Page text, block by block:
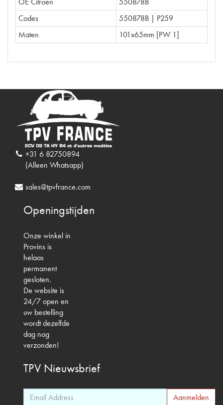
Codes
550878B | P259
Maten
101x65mm [PW 1]
+31 6 82750894
(Alleen Whatsapp)
sales@tpvfrance.com
Openingstijden
Onze winkel in
Provins is
helaas
permanent
gesloten.
De website is
24/7 open en
uw bestelling
wordt dezelfde
dag nog
verzonden!
TPV Nieuwsbrief